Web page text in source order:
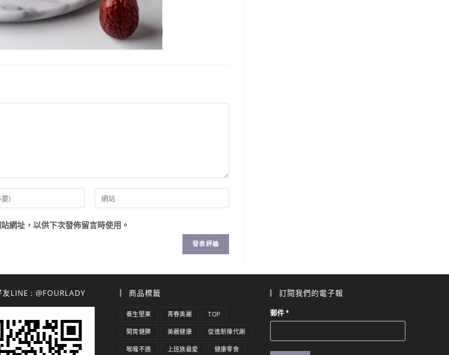
網址，以供下次發佈留言時使用。
友LINE : @FOURLADY 商品標籤
養生堅果 青春美麗 TOP
開胃健脾 美麗健康 促進新陳代謝
喉嚨不適 上班族最愛 健康零食
訂閱我們的電子報
郵件*